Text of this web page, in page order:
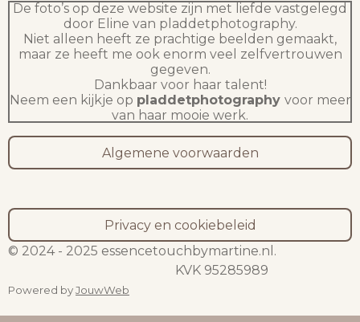
De foto’s op deze website zijn met liefde vastgelegd
door Eline van pladdetphotography.
Niet alleen heeft ze prachtige beelden gemaakt,
maar ze heeft me ook enorm veel zelfvertrouwen
gegeven.
Dankbaar voor haar talent!
Neem een kijkje op pladdetphotography voor meer
van haar mooie werk.
Algemene voorwaarden
Privacy en cookiebeleid
© 2024 - 2025 essencetouchbymartine.nl.
KVK 95285989
Powered byJouwWeb